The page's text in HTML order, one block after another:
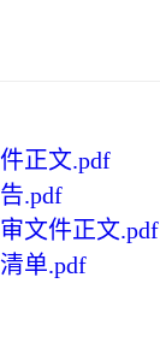
正文.pdf
.pdf
文件正文.pdf
单.pdf